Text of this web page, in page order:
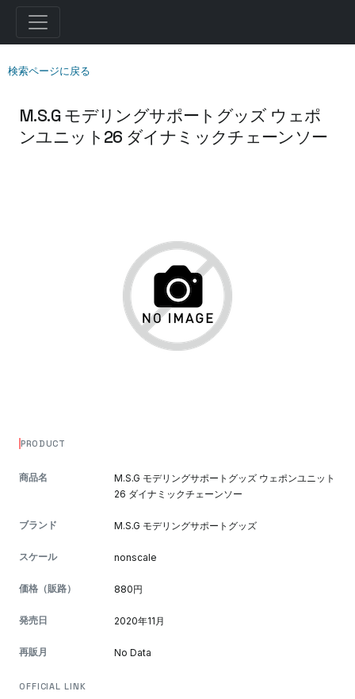
検索ページに戻る
M.S.G モデリングサポートグッズ ウェポ
ンユニット26 ダイナミックチェーンソー
PRODUCT
商品名
M.S.G モデリングサポートグッズ ウェポンユニット
26 ダイナミックチェーンソー
ブランド M.S.G モデリングサポートグッズ
スケール nonscale
価格（販路） 880円
発売日 2020年11月
再販月 No Data
OFFICIAL LINK